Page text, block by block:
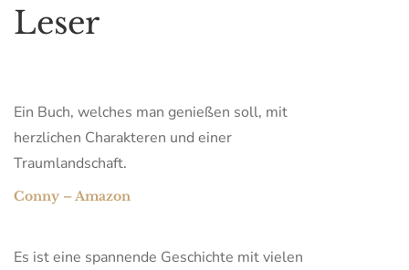
Leser
Ein Buch, welches man genießen soll, mit
herzlichen Charakteren und einer
Traumlandschaft.
Conny – Amazon
Es ist eine spannende Geschichte mit vielen